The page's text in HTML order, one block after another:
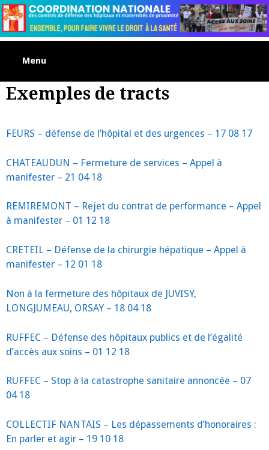
Skip
to
content
Menu
Exemples de tracts
FEURS – défense de l’hôpital et des urgences – 17 08 17
CHATEAUDUN – Fermeture de services – Appel à
manifester – 21 04 18
REMIREMONT – Rejet du contrat de performance – Appel
à manifester – 01 12 18
CRETEIL – Défense de la chirurgie hépatique – Appel à
manifester – 12 01 18
Non à la fermeture des hôpitaux de JUVISY,
LONGJUMEAU, ORSAY – 18 04 18
RUFFEC – Défense des hôpitaux publics et de l’égalité
d’accès aux soins – 01 12 18
RUFFEC – Stop à la catastrophe sanitaire annoncée – 07
04 18
COLLECTIF NANTAIS – Les dépassements d’honoraires :
En parler et agir – 19 10 18